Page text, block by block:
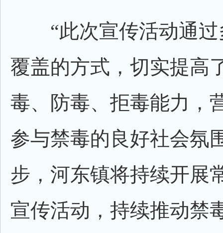
“此次宣传活动通过
覆盖的方式，切实提高
毒、防毒、拒毒能力，
参与禁毒的良好社会氛
步，河东镇将持续开展
宣传活动，持续推动禁